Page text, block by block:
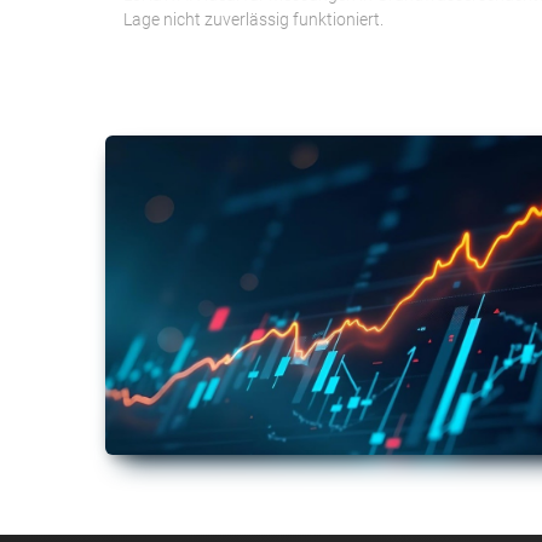
Lage nicht zuverlässig funktioniert.